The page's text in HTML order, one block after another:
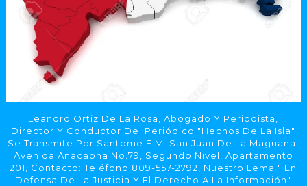
Leandro Ortiz De La Rosa, Abogado Y Periodista,
Director Y Conductor Del Periódico "Hechos De La Isla"
Se Transmite Por Santome F.M. San Juan De La Maguana,
Avenida Anacaona No.79, Segundo Nivel, Apartamento
201, Contacto: Teléfono 809-557-2792, Nuestro Lema " En
Defensa De La Justicia Y El Derecho A La Información"